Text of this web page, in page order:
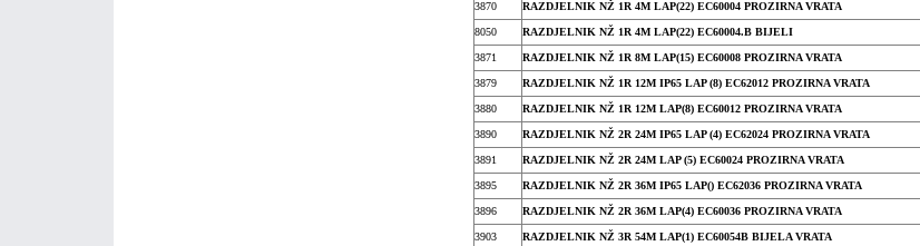
3870 RAZDJELNIK NŽ 1R 4M LAP(22) EC60004 PROZIRNA VRATA
8050 RAZDJELNIK NŽ 1R 4M LAP(22) EC60004.B BIJELI
3871 RAZDJELNIK NŽ 1R 8M LAP(15) EC60008 PROZIRNA VRATA
3879 RAZDJELNIK NŽ 1R 12M IP65 LAP (8) EC62012 PROZIRNA VRATA
3880 RAZDJELNIK NŽ 1R 12M LAP(8) EC60012 PROZIRNA VRATA
3890 RAZDJELNIK NŽ 2R 24M IP65 LAP (4) EC62024 PROZIRNA VRATA
3891 RAZDJELNIK NŽ 2R 24M LAP (5) EC60024 PROZIRNA VRATA
3895 RAZDJELNIK NŽ 2R 36M IP65 LAP() EC62036 PROZIRNA VRATA
3896 RAZDJELNIK NŽ 2R 36M LAP(4) EC60036 PROZIRNA VRATA
3903 RAZDJELNIK NŽ 3R 54M LAP(1) EC60054B BIJELA VRATA